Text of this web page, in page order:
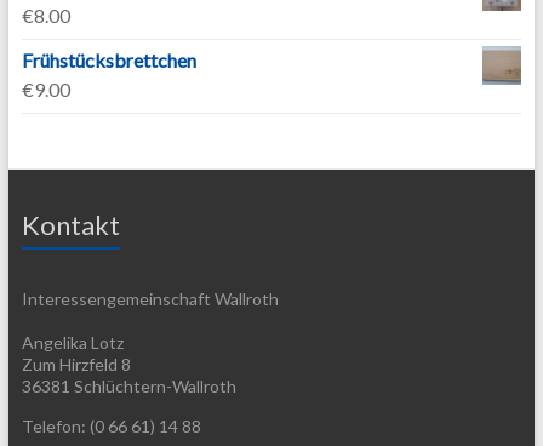
€8.00
Frühstücksbrettchen
€9.00
Kontakt
Interessengemeinschaft Wallroth
Angelika Lotz
Zum Hirzfeld 8
36381 Schlüchtern-Wallroth
Telefon: (0 66 61) 14 88